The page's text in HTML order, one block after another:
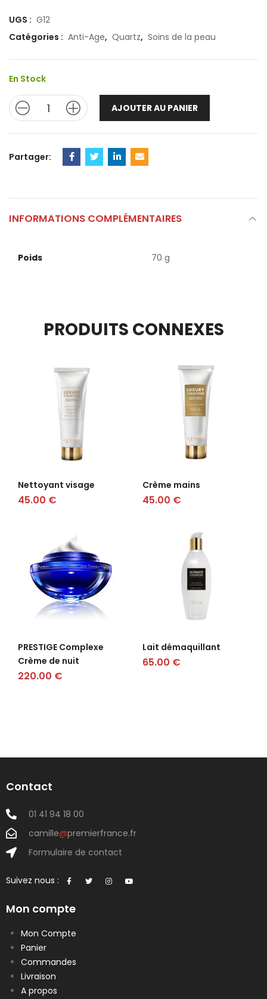
UGS : G12
Catégories : Anti-Age, Quartz, Soins de la peau
En Stock
AJOUTER AU PANIER
Partager:
INFORMATIONS COMPLÉMENTAIRES
Poids 70 g
PRODUITS CONNEXES
Nettoyant visage
45.00 €
Crème mains
45.00 €
PRESTIGE Complexe
Crème de nuit
220.00 €
Lait démaquillant
65.00 €
Contact
01 41 94 18 00
camille@premierfrance.fr
Formulaire de contact
Suivez nous :
Mon compte
Mon Compte
Panier
Commandes
Livraison
A propos